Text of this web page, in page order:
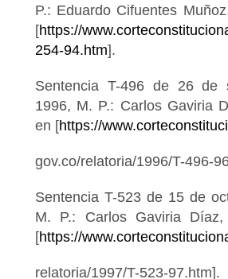
P.: Eduardo Cifuentes
[https://
254-94.htm].
Sentencia T-496 de 26 de
1996, M. P.: Carlos Gaviria
en [https://
gov.co/relatoria/1996/T-496-
Sentencia T-523 de 15 de
M. P.: Carlos Gaviria
[https://
relatoria/1997/T-523-97.htm].